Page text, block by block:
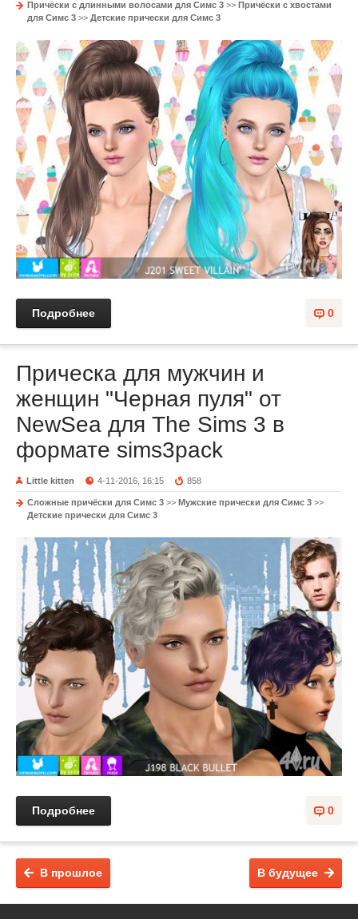
Причёски с длинными волосами для Симс 3 >> Причёски с хвостами
для Симс 3 >> Детские прически для Симс 3
0
Подробнее
Прическа для мужчин и
женщин "Черная пуля" от
NewSea для The Sims 3 в
формате sims3pack
Little kitten 4-11-2016, 16:15 858
Сложные причёски для Симс 3 >> Мужские прически для Симс 3 >>
Детские прически для Симс 3
0
Подробнее
В будущее
В прошлое